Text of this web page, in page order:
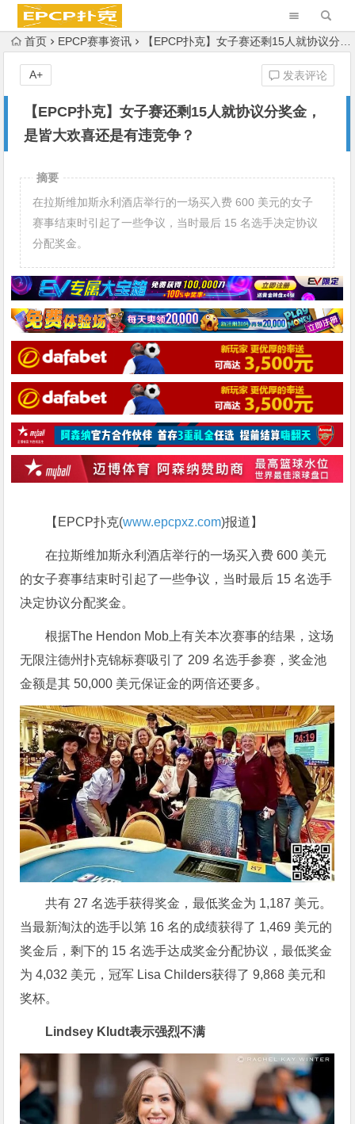
首页 EPCP赛事资讯 【EPCP扑克】女子赛还剩15人就协议分奖金，是皆大欢喜还是有违竞争？
【EPCP扑克】女子赛还剩15人就协议分奖金，
是皆大欢喜还是有违竞争？
发表评论
A+
摘要
在拉斯维加斯永利酒店举行的一场买入费 600 美元的女子
赛事结束时引起了一些争议，当时最后 15 名选手决定协议
分配奖金。
【EPCP扑克(www.epcpxz.com)报道】
在拉斯维加斯永利酒店举行的一场买入费 600 美元
的女子赛事结束时引起了一些争议，当时最后 15 名选手
决定协议分配奖金。
根据The Hendon Mob上有关本次赛事的结果，这场
无限注德州扑克锦标赛吸引了 209 名选手参赛，奖金池
金额是其 50,000 美元保证金的两倍还要多。
共有 27 名选手获得奖金，最低奖金为 1,187 美元。
当最新淘汰的选手以第 16 名的成绩获得了 1,469 美元的
奖金后，剩下的 15 名选手达成奖金分配协议，最低奖金
为 4,032 美元，冠军 Lisa Childers获得了 9,868 美元和
奖杯。
Lindsey Kludt表示强烈不满